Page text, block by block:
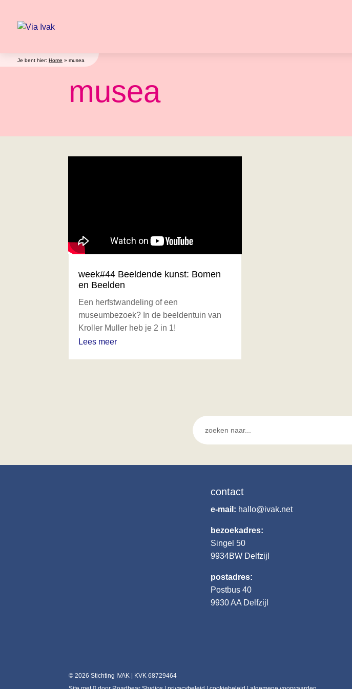
Je bent hier: Home » musea
musea
week#44 Beeldende kunst: Bomen
en Beelden
Een herfstwandeling of een
museumbezoek? In de beeldentuin van
Kroller Muller heb je 2 in 1!
Lees meer
contact
e-mail: hallo@ivak.net
bezoekadres:
Singel 50
9934BW Delfzijl
postadres:
Postbus 40
9930 AA Delfzijl
© 2026 Stichting IVAK | KVK 68729464